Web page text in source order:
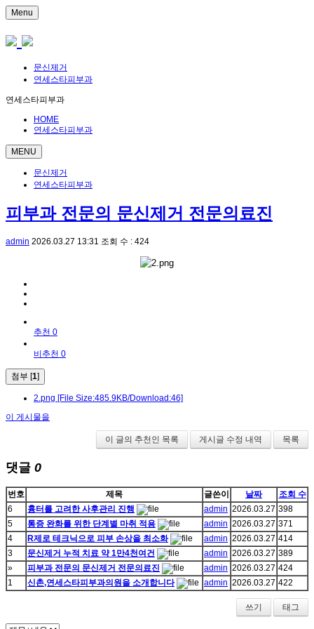
Menu
문신제거
연세스타피부과
연세스타피부과
HOME
연세스타피부과
MENU
문신제거
연세스타피부과
피부과 전문의 문신제거 전문의료진
admin 2026.03.27 13:31 조회 수 : 424
추천 0
비추천 0
첨부 [1]
2.png [File Size:485.9KB/Download:46]
이 게시물을
이 글의 추천인 목록 게시글 수정 내역 목록
댓글 0
번호 제목 글쓴이 날짜
조회 수
6
흉터를 고려한 사후관리 진행 admin 2026.03.27 398
5
통증 완화를 위한 단계별 마취 적용 admin 2026.03.27 371
4
R제로 테크닉으로 피부 손상을 최소화 admin 2026.03.27 414
3
문신제거 누적 치료 약 1만4천여건 admin 2026.03.27 389
»
피부과 전문의 문신제거 전문의료진 admin 2026.03.27 424
1
신촌,연세스타피부과의원을 소개합니다 admin 2026.03.27 422
쓰기 태그